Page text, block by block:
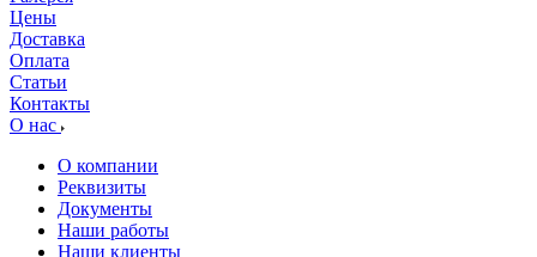
Цены
Доставка
Оплата
Статьи
Контакты
О нас
О компании
Реквизиты
Документы
Наши работы
Наши клиенты